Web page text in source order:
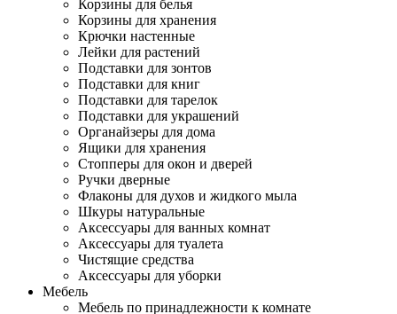
Корзины для белья
Корзины для хранения
Крючки настенные
Лейки для растений
Подставки для зонтов
Подставки для книг
Подставки для тарелок
Подставки для украшений
Органайзеры для дома
Ящики для хранения
Стопперы для окон и дверей
Ручки дверные
Флаконы для духов и жидкого мыла
Шкуры натуральные
Аксессуары для ванных комнат
Аксессуары для туалета
Чистящие средства
Аксессуары для уборки
Мебель
Мебель по принадлежности к комнате